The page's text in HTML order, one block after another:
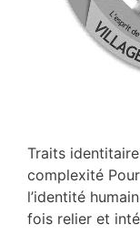
Traits
complexité
l’identité
fois relier et